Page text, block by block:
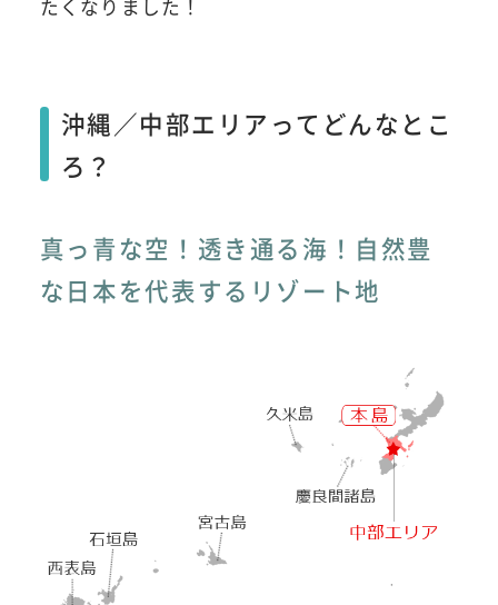
たくなりました！
沖縄／中部エリアってどんなとこ
ろ？
真っ青な空！透き通る海！自然豊
な日本を代表するリゾート地